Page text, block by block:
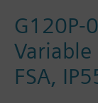
G120P-
Variable
FSA,